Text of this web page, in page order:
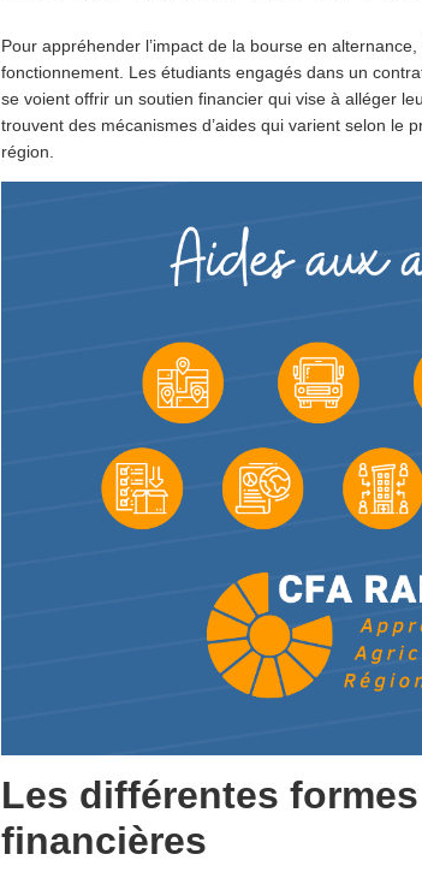
Pour appréhender l’impact de la bourse en
fonctionnement. Les étudiants engagés dans un
se voient offrir un soutien financier qui vise à alléger
trouvent des mécanismes d’aides qui varient selon le
région.
Les différentes formes
financières